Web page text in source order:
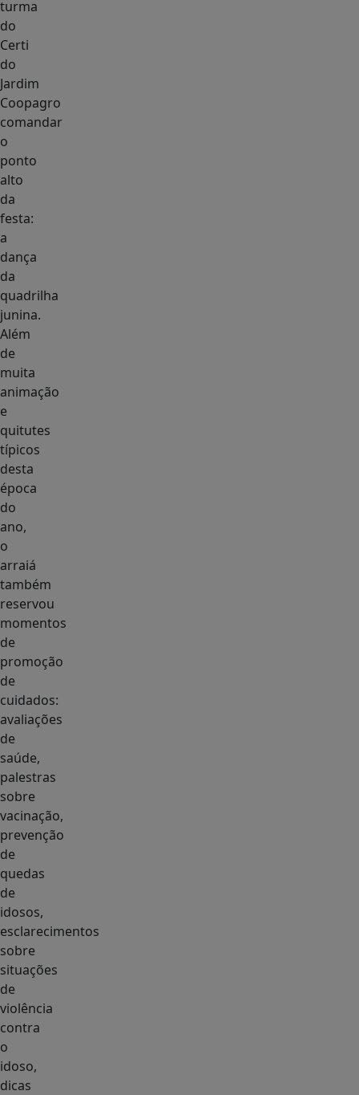
turma
do
Certi
do
Jardim
Coopagro
comandar
o
ponto
alto
da
festa:
a
dança
da
quadrilha
junina.
Além
de
muita
animação
e
quitutes
típicos
desta
época
do
ano,
o
arraiá
também
reservou
momentos
de
promoção
de
cuidados:
avaliações
de
saúde,
palestras
sobre
vacinação,
prevenção
de
quedas
de
idosos,
esclarecimentos
sobre
situações
de
violência
contra
o
idoso,
dicas